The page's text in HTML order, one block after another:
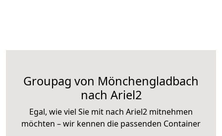
Groupag von Mönchengladbach
nach Ariel2
Egal, wie viel Sie mit nach Ariel2 mitnehmen
möchten – wir kennen die passenden Container